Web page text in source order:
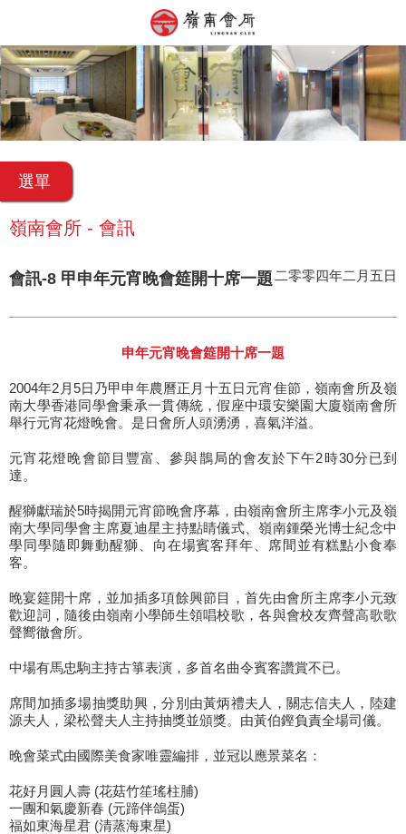
選單
嶺南會所 - 會訊
會訊-8 甲申年元宵晚會筵開十席一題 二零零四年二月五日
申年元宵晚會筵開十席一題
2004年2月5日乃甲申年農曆正月十五日元宵隹節，嶺南會所及嶺
南大學香港同學會秉承一貫傳統，假座中環安樂園大廈嶺南會所
舉行元宵花燈晚會。是日會所人頭湧湧，喜氣洋溢。
元宵花燈晚會節目豐富、參與鵲局的會友於下午2時30分已到
達。
醒獅獻瑞於5時揭開元宵節晚會序幕，由嶺南會所主席李小元及嶺
南大學同學會主席夏迪星主持點睛儀式、嶺南鍾榮光博士紀念中
學同學隨即舞動醒獅、向在場賓客拜年、席間並有糕點小食奉
客。
晚宴筵開十席，並加插多項餘興節目，首先由會所主席李小元致
歡迎詞，隨後由嶺南小學師生領唱校歌，各與會校友齊聲高歌歌
聲嚮徹會所。
中場有馬忠駒主持古箏表演，多首名曲令賓客讚賞不已。
席間加插多場抽獎助興，分別由黃炳禮夫人，關志信夫人，陸建
源夫人，梁松聲夫人主持抽獎並頒獎。由黃伯鏗負責全場司儀。
晚會菜式由國際美食家唯靈編排，並冠以應景菜名：
花好月圓人壽 (花菇竹笙瑤柱脯)
一團和氣慶新春 (元蹄伴鴿蛋)
福如東海星君 (清蒸海東星)